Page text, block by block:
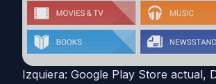
Izquiera: Google Play Store actual,